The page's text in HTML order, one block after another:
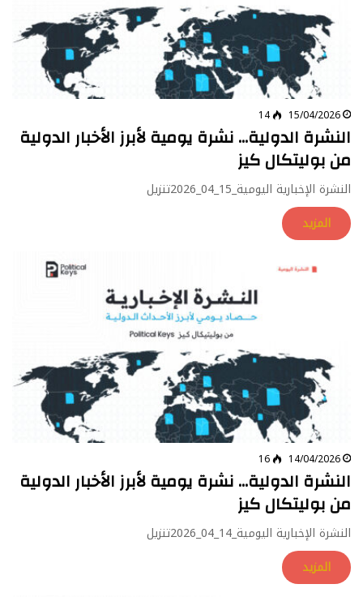
15/04/2026
14
النشرة الدولية… نشرة يومية لأبرز الأخبار الدولية
من بوليتكال كيز
النشرة الإخبارية اليومية_15_04_2026تنزيل
المزيد
14/04/2026
16
النشرة الدولية… نشرة يومية لأبرز الأخبار الدولية
من بوليتكال كيز
النشرة الإخبارية اليومية_14_04_2026تنزيل
المزيد